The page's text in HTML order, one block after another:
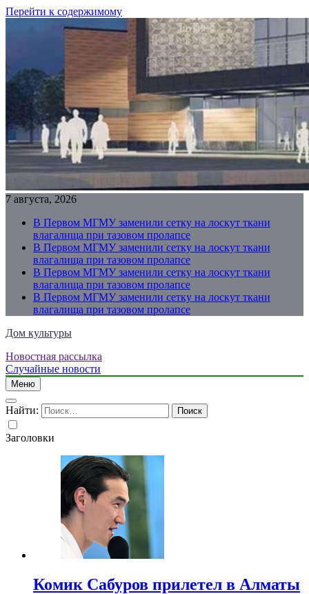
Перейти к содержимому
7 августа, 2026
В Первом МГМУ заменили сетку на лоскут ткани
влагалища при тазовом пролапсе
В Первом МГМУ заменили сетку на лоскут ткани
влагалища при тазовом пролапсе
В Первом МГМУ заменили сетку на лоскут ткани
влагалища при тазовом пролапсе
В Первом МГМУ заменили сетку на лоскут ткани
влагалища при тазовом пролапсе
Дом культуры
Just another WordPress site
Новостная рассылка
Случайные новости
Меню
Найти:
Заголовки
Комик Сабуров прилетел в Алматы